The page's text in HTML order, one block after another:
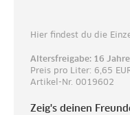
Hier findest du die
Altersfreigabe: 16 Jahre
Preis pro Liter: 6,65
Artikel-Nr. 0019602
Zeig's deinen